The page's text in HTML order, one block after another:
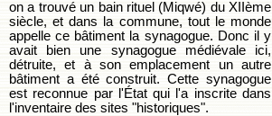
on a trouvé un bain rituel (Miqwé) du XIIème
siècle, et dans la commune, tout le monde
appelle ce bâtiment la synagogue. Donc il y
avait bien une synagogue médiévale ici,
détruite, et à son emplacement un autre
bâtiment a été construit. Cette synagogue
est reconnue par l'État qui l'a inscrite dans
l'inventaire des sites "historiques".